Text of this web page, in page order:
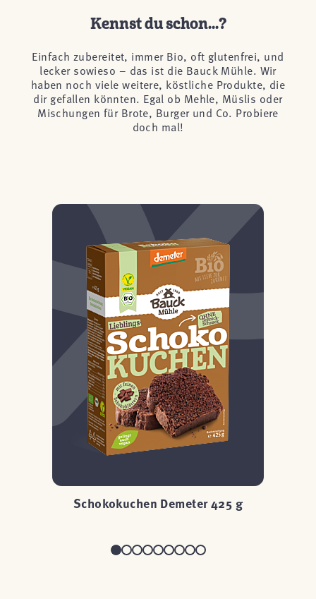
Kennst du schon...?
Einfach zubereitet, immer Bio, oft glutenfrei, und
lecker sowieso – das ist die Bauck Mühle. Wir
haben noch viele weitere, köstliche Produkte, die
dir gefallen könnten. Egal ob Mehle, Müslis oder
Mischungen für Brote, Burger und Co. Probiere
doch mal!
Schokokuchen Demeter 425 g